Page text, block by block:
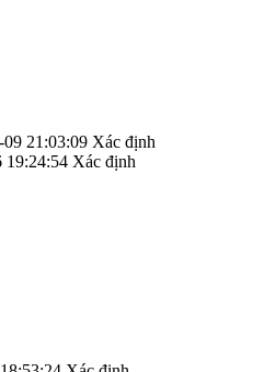
21:03:09 Xác định
Xác định